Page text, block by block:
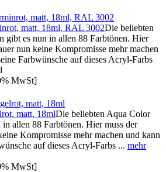
matt, 18ml, RAL 3002Die beliebten
gibt es nun in allen 88 Farbtönen. Hier
nun keine Kompromisse mehr machen
Farbwünsche auf dieses Acryl-Farbs
MwSt]
matt, 18mlDie beliebten Aqua Color
in allen 88 Farbtönen. Hier muss der
Kompromisse mehr machen und kann
auf dieses Acryl-Farbs ... mehr
MwSt]